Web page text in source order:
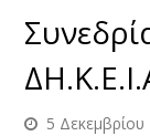
5 Δεκεμβρίου